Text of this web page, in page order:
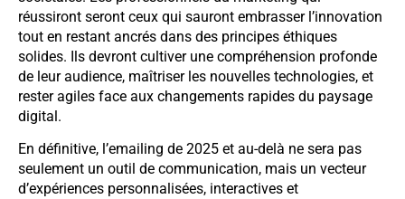
réussiront seront ceux qui sauront embrasser l’innovation
tout en restant ancrés dans des principes éthiques
solides. Ils devront cultiver une compréhension profonde
de leur audience, maîtriser les nouvelles technologies, et
rester agiles face aux changements rapides du paysage
digital.
En définitive, l’emailing de 2025 et au-delà ne sera pas
seulement un outil de communication, mais un vecteur
d’expériences personnalisées, interactives et